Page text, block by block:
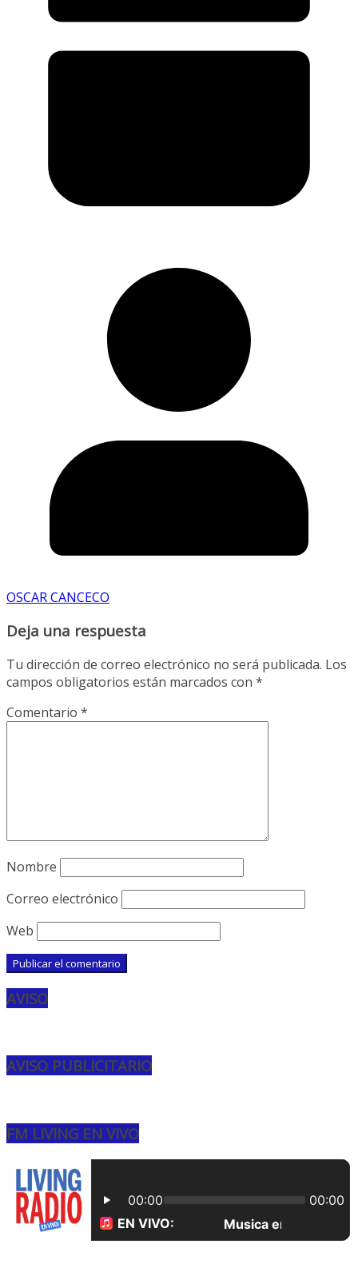
OSCAR CANCECO
Deja una respuesta
Tu dirección de correo electrónico no será publicada. Los
campos obligatorios están marcados con *
Comentario *
Nombre
Correo electrónico
Web
AVISO
AVISO PUBLICITARIO
FM LIVING EN VIVO